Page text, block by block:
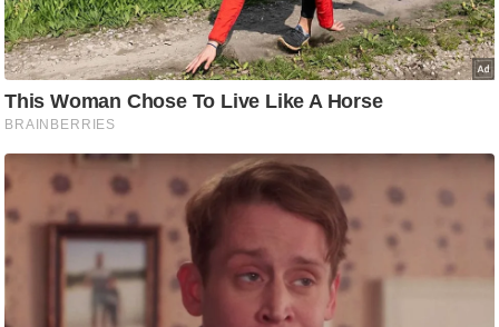
मा
/
ध
र्म
स्थ
ल
त